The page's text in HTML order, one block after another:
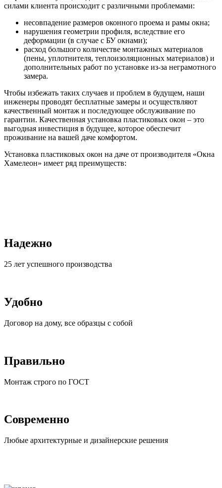
силами клиента происходит с различными проблемами:
несовпадение размеров оконного проема и рамы окна;
нарушения геометрии профиля, вследствие его
деформации (в случае с БУ окнами);
расход большого количестве монтажных материалов
(пены, уплотнителя, теплоизоляционных материалов) и
дополнительных работ по установке из-за неграмотного
замера.
Чтобы избежать таких случаев и проблем в будущем, наши
инженеры проводят бесплатные замеры и осуществляют
качественный монтаж и последующее обслуживание по
гарантии. Качественная установка пластиковых окон – это
выгодная инвестиция в будущее, которое обеспечит
проживание на вашей даче комфортом.
Установка пластиковых окон на даче от производителя «Окна
Хамелеон» имеет ряд преимуществ:
Надежно
25 лет успешного производства
Удобно
Договор на дому, все образцы с собой
Правильно
Монтаж строго по ГОСТ
Современно
Любые архитектурные и дизайнерские решения